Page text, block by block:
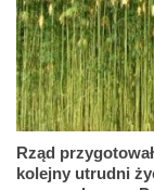
Rząd
kolejny utrudni